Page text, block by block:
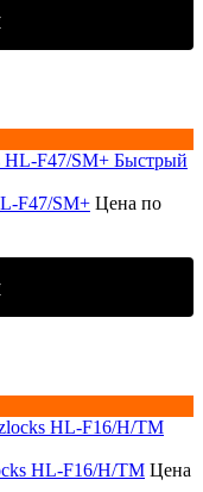
Быстрый
F47/SM+ Цена по
HL-F16/H/TM Цена